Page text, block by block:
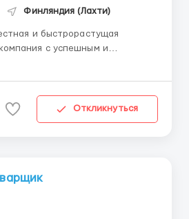
Финляндия (Лахти)
и быстрорастущая
с успешным и
опытом в своей области.
и сферах деятельности,
расположенных в Финляндии. В наст...
Откликнуться